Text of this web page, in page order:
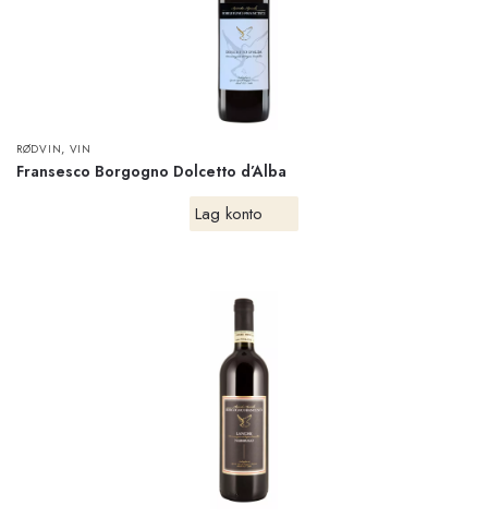
RØDVIN, VIN
Fransesco Borgogno Dolcetto d’Alba
Lag konto